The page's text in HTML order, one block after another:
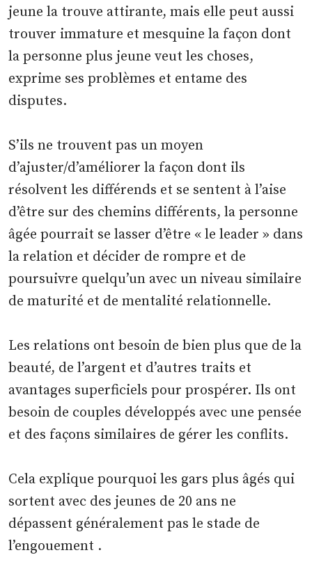
jeune la trouve attirante, mais elle peut aussi
trouver immature et mesquine la façon dont
la personne plus jeune veut les choses,
exprime ses problèmes et entame des
disputes.
S’ils ne trouvent pas un moyen
d’ajuster/d’améliorer la façon dont ils
résolvent les différends et se sentent à l’aise
d’être sur des chemins différents, la personne
âgée pourrait se lasser d’être « le leader » dans
la relation et décider de rompre et de
poursuivre quelqu’un avec un niveau similaire
de maturité et de mentalité relationnelle.
Les relations ont besoin de bien plus que de la
beauté, de l’argent et d’autres traits et
avantages superficiels pour prospérer. Ils ont
besoin de couples développés avec une pensée
et des façons similaires de gérer les conflits.
Cela explique pourquoi les gars plus âgés qui
sortent avec des jeunes de 20 ans ne
dépassent généralement pas le stade de
l’engouement .